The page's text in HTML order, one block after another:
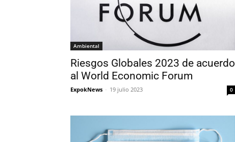
Ambiental
Riesgos Globales 2023 de acuerdo
al World Economic Forum
ExpokNews - 19 julio 2023 0